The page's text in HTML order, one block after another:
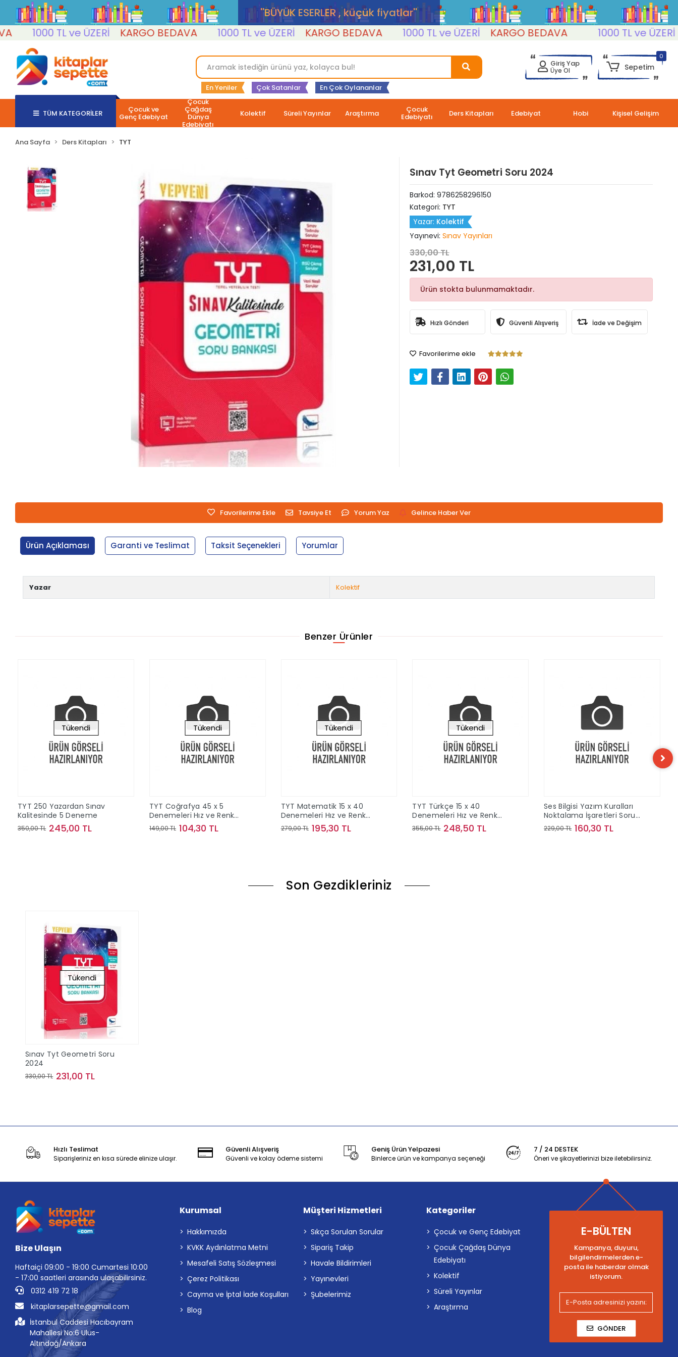
''BÜYÜK ESERLER , küçük fiyatlar''
1000 TL ve ÜZERİ
KARGO BEDAVA 1000 TL ve ÜZERİ KARGO BEDAVA 1000 TL ve ÜZERİ KARGO BEDAVA 1000 TL ve ÜZERİ
En Yeniler Çok Satanlar En Çok Oylananlar
Giriş Yap
Üye Ol
0
Sepetim
TÜM KATEGORİLER Çocuk ve
Genç Edebiyat
Çocuk
Çağdaş
Dünya
Edebiyatı
Kolektif Süreli Yayınlar Araştırma Çocuk
Edebiyatı Ders Kitapları Edebiyat Hobi Kişisel Gelişim
Ana Sayfa Ders Kitapları TYT
Sınav Tyt Geometri Soru 2024
Barkod: 9786258296150
Kategori: TYT
Yazar: Kolektif
Yayınevi: Sınav Yayınları
330,00 TL
231,00 TL
Ürün stokta bulunmamaktadır.
Hızlı Gönderi Güvenli Alışveriş İade ve Değişim
Favorilerime ekle
Favorilerime Ekle Tavsiye Et Yorum Yaz Gelince Haber Ver
Ürün Açıklaması Garanti ve Teslimat Taksit Seçenekleri Yorumlar
Yazar Kolektif
Benzer Ürünler
Tükendi
TYT 250 Yazardan Sınav
Kalitesinde 5 Deneme
350,00 TL 245,00 TL
Tükendi
TYT Coğrafya 45 x 5
Denemeleri Hız ve Renk
Yayınları
149,00 TL 104,30 TL
Tükendi
TYT Matematik 15 x 40
Denemeleri Hız ve Renk
Yayınları
279,00 TL 195,30 TL
Tükendi
TYT Türkçe 15 x 40
Denemeleri Hız ve Renk
Yayınları
355,00 TL 248,50 TL
Ses Bilgisi Yazım Kuralları
Noktalama İşaretleri Soru
ve Konu Kampı Bilgi Sarmal
Yayınları
229,00 TL 160,30 TL
Son Gezdikleriniz
Tükendi
Sınav Tyt Geometri Soru
2024
330,00 TL 231,00 TL
Hızlı Teslimat
Siparişleriniz en kısa sürede elinize ulaşır.
Güvenli Alışveriş
Güvenli ve kolay ödeme sistemi
Geniş Ürün Yelpazesi
Binlerce ürün ve kampanya seçeneği
7 / 24 DESTEK
Öneri ve şikayetlerinizi bize iletebilirsiniz.
Bize Ulaşın
Haftaiçi 09:00 - 19:00 Cumartesi 10:00
- 17:00 saatleri arasında ulaşabilirsiniz.
0312 419 72 18
kitaplarsepette@gmail.com
İstanbul Caddesi Hacıbayram
Mahallesi No:6 Ulus-
Altındağ/Ankara
Kurumsal
Hakkımızda
KVKK Aydınlatma Metni
Mesafeli Satış Sözleşmesi
Çerez Politikası
Cayma ve İptal İade Koşulları
Blog
Müşteri Hizmetleri
Sıkça Sorulan Sorular
Sipariş Takip
Havale Bildirimleri
Yayınevleri
Şubelerimiz
Kategoriler
Çocuk ve Genç Edebiyat
Çocuk Çağdaş Dünya
Edebiyatı
Kolektif
Süreli Yayınlar
Araştırma
E-BÜLTEN
Kampanya, duyuru,
bilgilendirmelerden e-
posta ile haberdar olmak
istiyorum.
GÖNDER